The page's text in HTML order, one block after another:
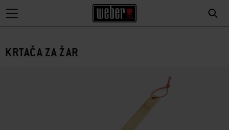
KRTAČA ZA ŽAR